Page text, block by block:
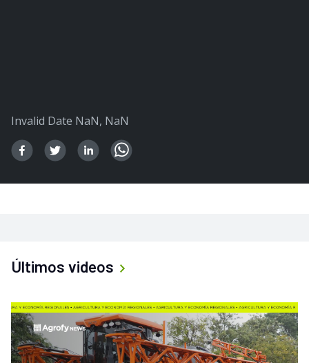
Invalid Date NaN, NaN
Últimos videos